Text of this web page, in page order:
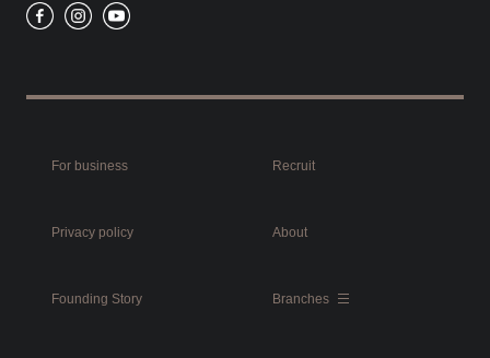
For business Recruit
Privacy policy About
Founding Story Branches